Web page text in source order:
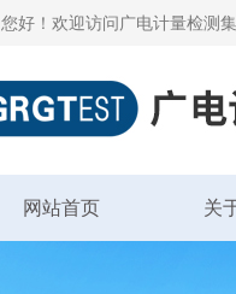
您好！欢迎访问广电计量检测
网站首页 关